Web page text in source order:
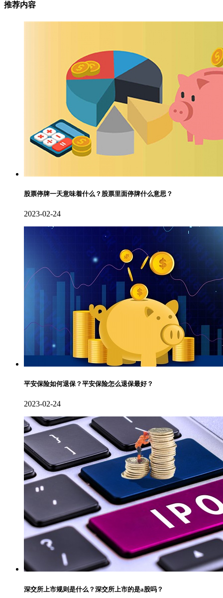
推荐内容
股票停牌一天意味着什么？股票里面停牌什么意思？
2023-02-24
平安保险如何退保？平安保险怎么退保最好？
2023-02-24
深交所上市规则是什么？深交所上市的是a股吗？